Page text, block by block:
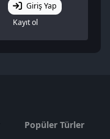
Giriş Yap
Kayıt ol
Popüler Türler